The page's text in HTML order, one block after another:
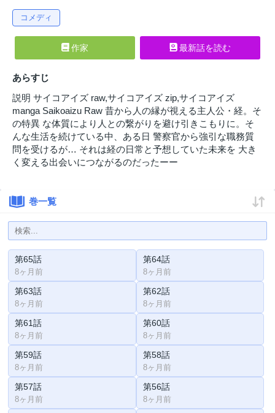
コメディ
作家 最新話を読む
あらすじ
説明 サイコアイズ raw,サイコアイズ zip,サイコアイズ
manga Saikoaizu Raw 昔から人の縁が視える主人公・経。そ
の特異 な体質により人との繋がりを避け引きこもりに。そ
んな生活を続けている中、ある日 警察官から強引な職務質
問を受けるが… それは経の日常と予想していた未来を 大き
く変える出会いにつながるのだったーー
巻一覧
第65話
8ヶ月前
第64話
8ヶ月前
第63話
8ヶ月前
第62話
8ヶ月前
第61話
8ヶ月前
第60話
8ヶ月前
第59話
8ヶ月前
第58話
8ヶ月前
第57話
8ヶ月前
第56話
8ヶ月前